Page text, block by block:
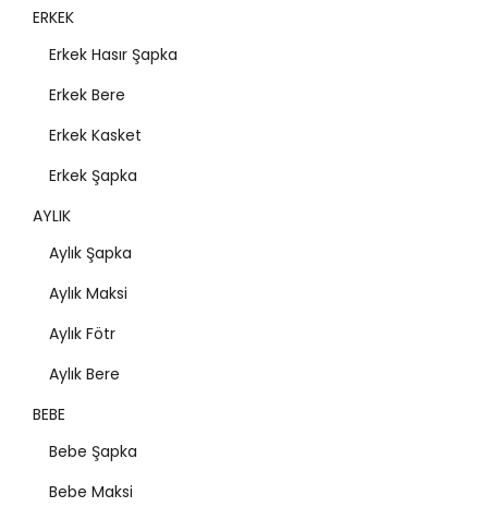
ERKEK
Erkek Hasır Şapka
Erkek Bere
Erkek Kasket
Erkek Şapka
AYLIK
Aylık Şapka
Aylık Maksi
Aylık Fötr
Aylık Bere
BEBE
Bebe Şapka
Bebe Maksi